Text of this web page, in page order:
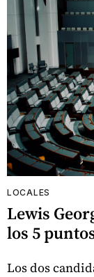
LOCALES
Lewis
los 5
Los dos